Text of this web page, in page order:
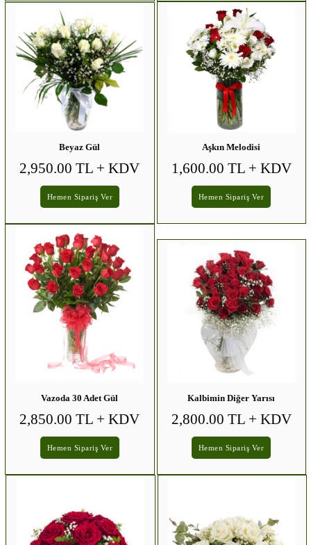
Beyaz Gül
2,950.00 TL + KDV
Hemen Sipariş Ver
Aşkın Melodisi
1,600.00 TL + KDV
Hemen Sipariş Ver
Vazoda 30 Adet Gül
2,850.00 TL + KDV
Hemen Sipariş Ver
Kalbimin Diğer Yarısı
2,800.00 TL + KDV
Hemen Sipariş Ver